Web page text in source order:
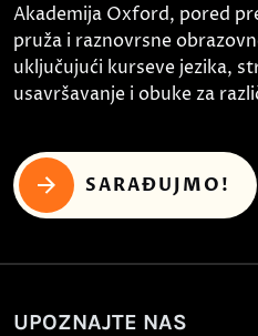
Akademija Oxford, pored
pruža i raznovrsne
uključujući kurseve jezika,
usavršavanje i obuke za
SARAĐUJMO!
UPOZNAJTE NAS